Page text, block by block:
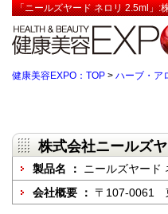
「ニールズヤード ネロリ 2.5ml」:
健康美容EXPO：TOP > ハーブ・ア
株式会社ニールズ
製品名 ： ニールズヤード
会社概要 ： 〒107-0061